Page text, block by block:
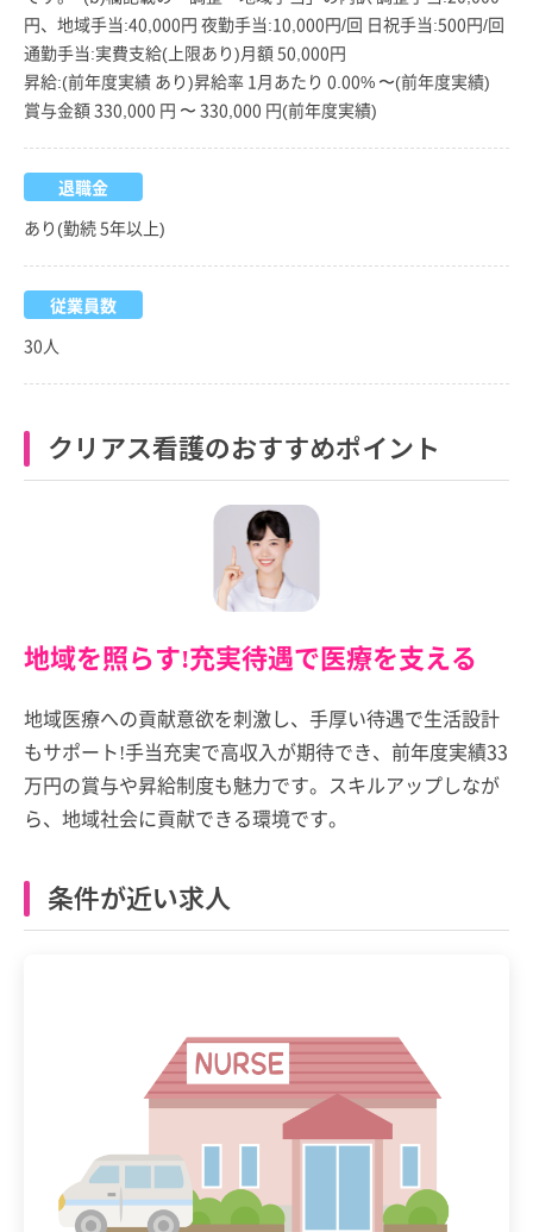
円、地域手当:40,000円 夜勤手当:10,000円/回 日祝手当:500円/回
通勤手当:実費支給(上限あり)月額 50,000円
昇給:(前年度実績 あり)昇給率 1月あたり 0.00% 〜(前年度実績)
賞与金額 330,000 円 〜 330,000 円(前年度実績)
退職金
あり(勤続 5年以上)
従業員数
30人
クリアス看護のおすすめポイント
地域を照らす!充実待遇で医療を支える
地域医療への貢献意欲を刺激し、手厚い待遇で生活設計
もサポート!手当充実で高収入が期待でき、前年度実績33
万円の賞与や昇給制度も魅力です。スキルアップしなが
ら、地域社会に貢献できる環境です。
条件が近い求人